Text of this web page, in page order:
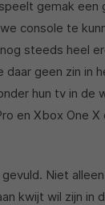
gemak een
console te
steeds heel
geen zin in
hun tv in de
en Xbox One
Niet
kwijt wil zijn in